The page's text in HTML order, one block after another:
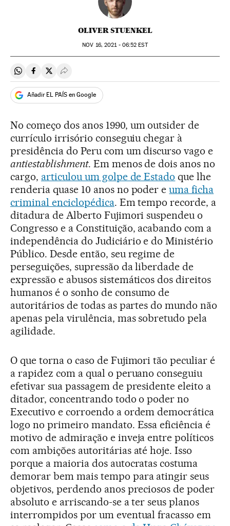
OLIVER STUENKEL
NOV 16, 2021 - 06:52 EST
Compartir en Whatsapp
Compartir en Facebook
Compartir en Twitter
Desplegar Redes Sociales
Añadir EL PAÍS en Google
No começo dos anos 1990, um outsider de
currículo irrisório conseguiu chegar à
presidência do Peru com um discurso vago e
antiestablishment. Em menos de dois anos no
cargo, articulou um golpe de Estado que lhe
renderia quase 10 anos no poder euma ficha
criminal enciclopédica. Em tempo recorde, a
ditadura de Alberto Fujimori suspendeu o
Congresso e a Constituição, acabando com a
independência do Judiciário e do Ministério
Público. Desde então, seu regime de
perseguições, supressão da liberdade de
expressão e abusos sistemáticos dos direitos
humanos é o sonho de consumo de
autoritários de todas as partes do mundo não
apenas pela virulência, mas sobretudo pela
agilidade.
O que torna o caso de Fujimori tão peculiar é
a rapidez com a qual o peruano conseguiu
efetivar sua passagem de presidente eleito a
ditador, concentrando todo o poder no
Executivo e corroendo a ordem democrática
logo no primeiro mandato. Essa eficiência é
motivo de admiração e inveja entre políticos
com ambições autoritárias até hoje. Isso
porque a maioria dos autocratas costuma
demorar bem mais tempo para atingir seus
objetivos, perdendo anos preciosos de poder
absoluto e arriscando-se a ter seus planos
interrompidos por um eventual fracasso em